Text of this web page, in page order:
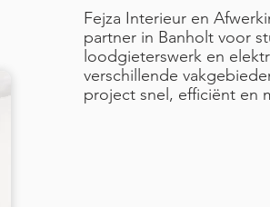
Fejza Interieur en
partner in Banholt voor
loodgieterswerk en
verschillende
project snel, efficiënt en